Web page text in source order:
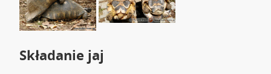
Składanie jaj